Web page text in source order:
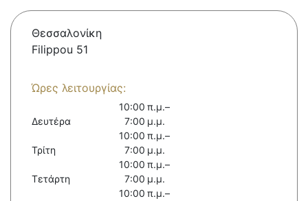
Θεσσαλονίκη
Filippou 51
Ώρες λειτουργίας:
Δευτέρα
10:00 π.μ.–
7:00 μ.μ.
Τρίτη
10:00 π.μ.–
7:00 μ.μ.
Τετάρτη
10:00 π.μ.–
7:00 μ.μ.
10:00 π.μ.–